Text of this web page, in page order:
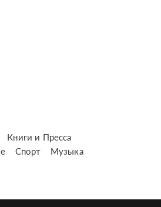
Книги и Пресса
Спорт Музыка